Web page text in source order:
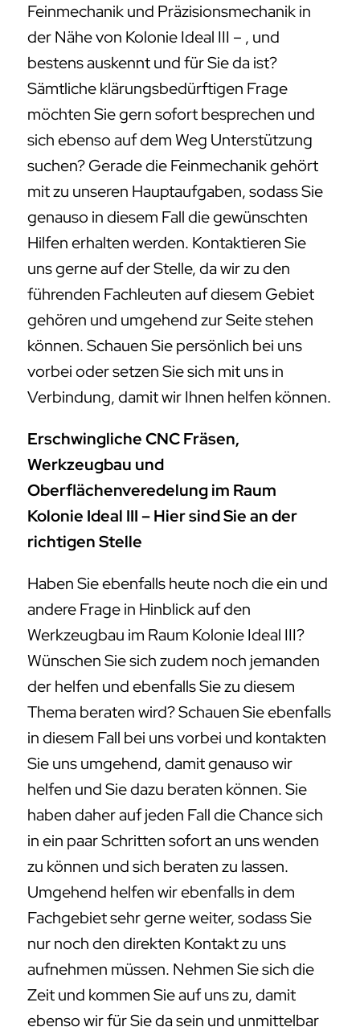
Feinmechanik und Präzisionsmechanik in
der Nähe von Kolonie Ideal III – , und
bestens auskennt und für Sie da ist?
Sämtliche klärungsbedürftigen Frage
möchten Sie gern sofort besprechen und
sich ebenso auf dem Weg Unterstützung
suchen? Gerade die Feinmechanik gehört
mit zu unseren Hauptaufgaben, sodass Sie
genauso in diesem Fall die gewünschten
Hilfen erhalten werden. Kontaktieren Sie
uns gerne auf der Stelle, da wir zu den
führenden Fachleuten auf diesem Gebiet
gehören und umgehend zur Seite stehen
können. Schauen Sie persönlich bei uns
vorbei oder setzen Sie sich mit uns in
Verbindung, damit wir Ihnen helfen können.
Erschwingliche CNC Fräsen,
Werkzeugbau und
Oberflächenveredelung im Raum
Kolonie Ideal III – Hier sind Sie an der
richtigen Stelle
Haben Sie ebenfalls heute noch die ein und
andere Frage in Hinblick auf den
Werkzeugbau im Raum Kolonie Ideal III?
Wünschen Sie sich zudem noch jemanden
der helfen und ebenfalls Sie zu diesem
Thema beraten wird? Schauen Sie ebenfalls
in diesem Fall bei uns vorbei und kontakten
Sie uns umgehend, damit genauso wir
helfen und Sie dazu beraten können. Sie
haben daher auf jeden Fall die Chance sich
in ein paar Schritten sofort an uns wenden
zu können und sich beraten zu lassen.
Umgehend helfen wir ebenfalls in dem
Fachgebiet sehr gerne weiter, sodass Sie
nur noch den direkten Kontakt zu uns
aufnehmen müssen. Nehmen Sie sich die
Zeit und kommen Sie auf uns zu, damit
ebenso wir für Sie da sein und unmittelbar